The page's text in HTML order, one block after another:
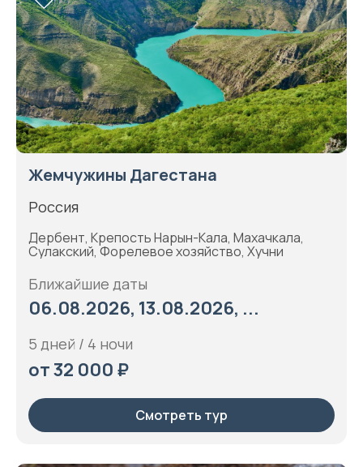
Жемчужины Дагестана
Россия
Дербент, Крепость Нарын-Кала, Махачкала,
Сулакский, Форелевое хозяйство, Хучни
Ближайшие даты
06.08.2026, 13.08.2026, ...
5 дней / 4 ночи
от 32 000 ₽
Смотреть тур